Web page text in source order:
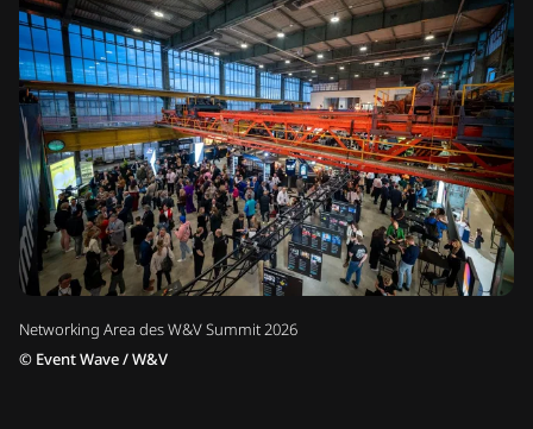
Networking Area des W&V Summit 2026
© Event Wave / W&V